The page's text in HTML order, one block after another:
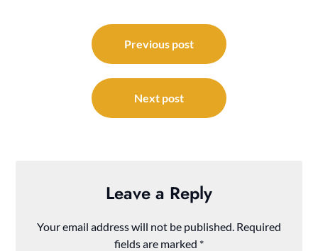
navigation
Previous post
Next post
Leave a Reply
Your email address will not be published. Required
fields are marked *